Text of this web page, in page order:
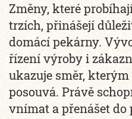
Změny, které
trzích, přinášejí
domácí pekárny.
řízení výroby i
ukazuje směr, kterým
posouvá. Právě
vnímat a přenášet do